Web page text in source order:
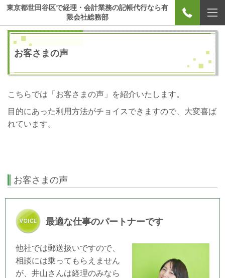
東京都世田谷区で経理・会計業務の記帳代行なら有
限会社総務部
お客さまの声
こちらでは「お客さまの声」を紹介いたします。
目的にあった利用方法がチョイスできますので、大変喜ば
れています。
お客さまの声
最適な仕事のパートナーです
他社では郵送扱いですので、
相談には乗ってもらえません
が、井山さんは経理のみなら